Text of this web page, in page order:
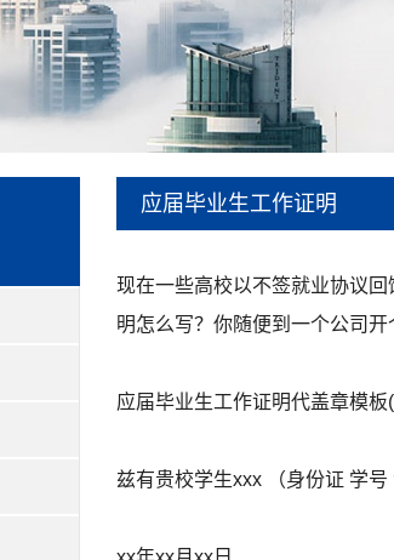
应届毕业生工作证明
现在一些高校以不签就业协议
明怎么写？你随便到一个公司
应届毕业生工作证明代盖章模板
兹有贵校学生xxx （身份证 学